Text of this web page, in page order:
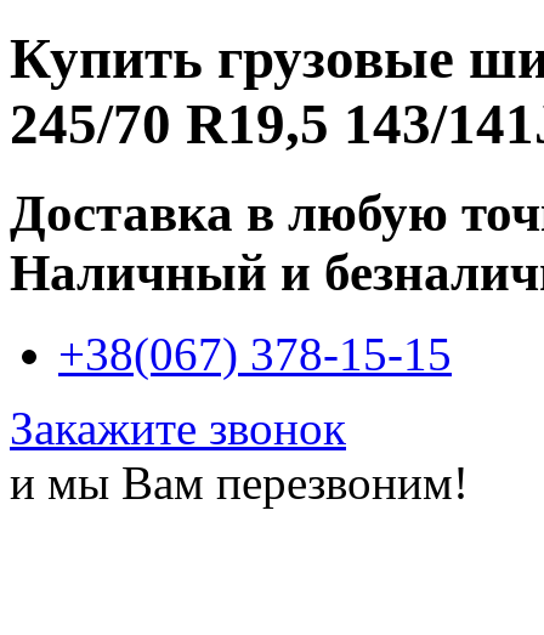
Купить грузовые
245/70 R19,5 143/
Доставка в любую
Наличный и
+38(067) 378-15-15
Закажите звонок
и мы Вам перезвоним!